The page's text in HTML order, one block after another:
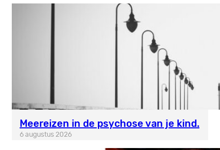
Meereizen in de psychose van je kind.
6 augustus 2026